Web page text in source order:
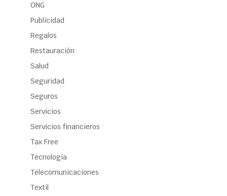
ONG
Publicidad
Regalos
Restauración
Salud
Seguridad
Seguros
Servicios
Servicios financieros
Tax Free
Tecnología
Telecomunicaciones
Textil